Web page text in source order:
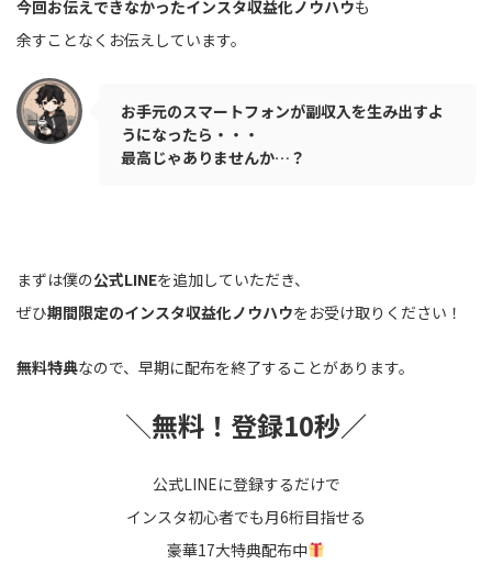
今回お伝えできなかったインスタ収益化ノウハウも
余すことなくお伝えしています。
お手元のスマートフォンが副収入を生み出すよ
うになったら・・・
最高じゃありませんか…？
まずは僕の公式LINEを追加していただき、
ぜひ期間限定のインスタ収益化ノウハウをお受け取りください！
無料特典なので、早期に配布を終了することがあります。
＼無料！登録10秒／
公式LINEに登録するだけで
インスタ初心者でも月6桁目指せる
豪華17大特典配布中